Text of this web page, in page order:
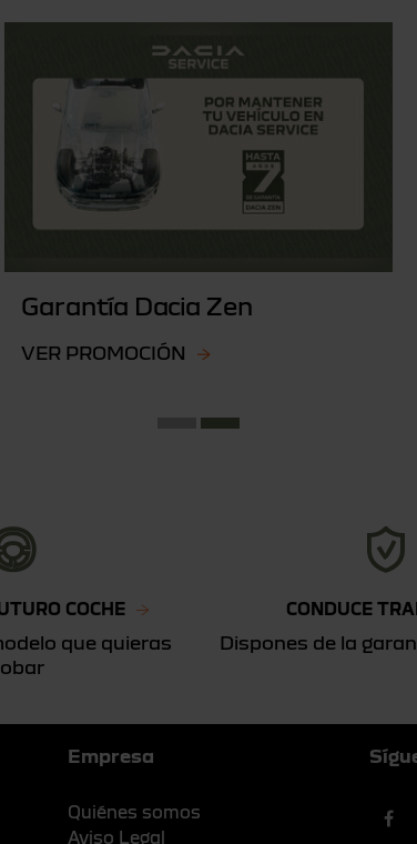
Garantía Dacia Zen
VER PROMOCIÓN
COCHE
que quieras
CONDUCE
Dispones de la
Empresa
Quiénes somos
Aviso Legal